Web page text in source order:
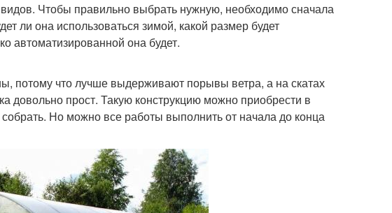
Чтобы правильно выбрать нужную, необходимо сначала
ли она использоваться зимой, какой размер будет
автоматизированной она будет.
потому что лучше выдерживают порывы ветра, а на скатах
довольно прост. Такую конструкцию можно приобрести в
Но можно все работы выполнить от начала до конца